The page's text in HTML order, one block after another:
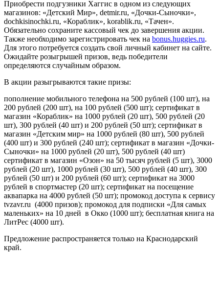
Приобрести подгузники Хаггис в одном из следующих
магазинов: «Детский Мир», detmir.ru, «Дочки-Сыночки»,
dochkisinochki.ru, «Кораблик», korablik.ru, «Тачен».
Обязательно сохраните кассовый чек до завершения акции.
Также необходимо зарегистрировать чек на bonus.huggies.ru.
Для этого потребуется создать свой личный кабинет на сайте.
Ожидайте розыгрышей призов, ведь победители
определяются случайным образом.
В акции разыгрываются такие призы:
пополнение мобильного телефона на 500 рублей (100 шт), на
200 рублей (200 шт), на 100 рублей (500 шт); сертификат в
магазин «Кораблик» на 1000 рублей (20 шт), 500 рублей (20
шт), 300 рублей (40 шт) и 200 рублей (50 шт); сертификат в
магазин «Детским мир» на 1000 рублей (80 шт), 500 рублей
(400 шт) и 300 рублей (240 шт); сертификат в магазин «Дочки-
Сыночки» на 1000 рублей (20 шт), 500 рублей (40 шт)
сертификат в магазин «Озон» на 50 тысяч рублей (5 шт), 3000
рублей (20 шт), 1000 рублей (30 шт), 500 рублей (40 шт), 300
рублей (50 шт) и 200 рублей (60 шт); сертификат на 3000
рублей в спортмастер (20 шт); сертификат на посещение
аквапарка на 4000 рублей (50 шт); промокод доступа к сервису
tvzavr.ru (4000 призов); промокод для подписки «Для самых
маленьких» на 10 дней в Окко (1000 шт); бесплатная книга на
ЛитРес (4000 шт).
Предложение распространяется только на Краснодарский
край.